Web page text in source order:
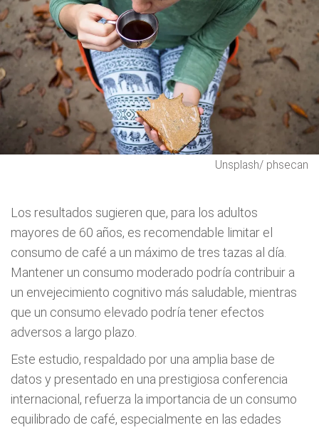
Unsplash/ phsecan
Los resultados sugieren que, para los adultos
mayores de 60 años, es recomendable limitar el
consumo de café a un máximo de tres tazas al día.
Mantener un consumo moderado podría contribuir a
un envejecimiento cognitivo más saludable, mientras
que un consumo elevado podría tener efectos
adversos a largo plazo.
Este estudio, respaldado por una amplia base de
datos y presentado en una prestigiosa conferencia
internacional, refuerza la importancia de un consumo
equilibrado de café, especialmente en las edades